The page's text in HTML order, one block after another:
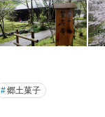
#郷土菓子